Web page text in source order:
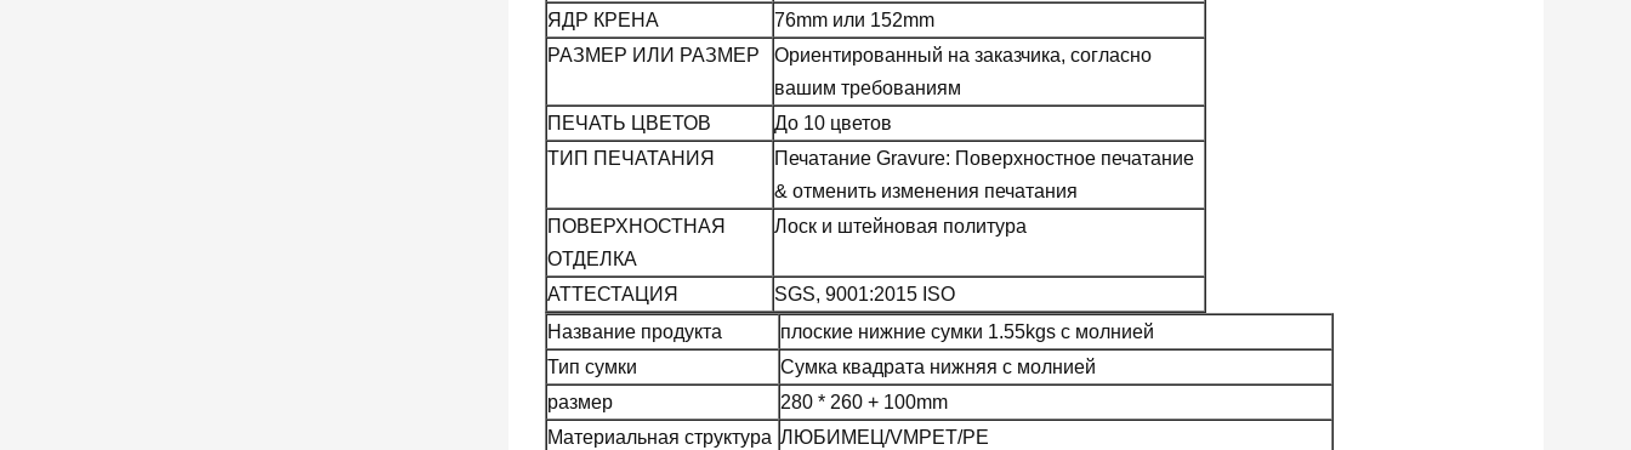
ЯДР КРЕНА
76mm или 152mm
РАЗМЕР ИЛИ РАЗМЕР
Ориентированный на заказчика, согласно
вашим требованиям
ПЕЧАТЬ ЦВЕТОВ
До 10 цветов
ТИП ПЕЧАТАНИЯ
Печатание Gravure: Поверхностное печатание
& отменить изменения печатания
ПОВЕРХНОСТНАЯ
ОТДЕЛКА
Лоск и штейновая политура
АТТЕСТАЦИЯ
SGS, 9001:2015 ISO
Название продукта
плоские нижние сумки 1.55kgs с молнией
Тип сумки
Сумка квадрата нижняя с молнией
размер
280 * 260 + 100mm
Материальная структура ЛЮБИМЕЦ/VMPET/PE